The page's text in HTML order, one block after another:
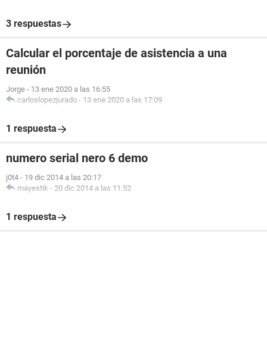
3 respuestas
Calcular el porcentaje de asistencia a una
reunión
Jorge - 13 ene 2020 a las 16:55
carloslopezjurado - 13 ene 2020 a las 17:09
1 respuesta
numero serial nero 6 demo
j0t4 - 19 dic 2014 a las 20:17
mayestik - 20 dic 2014 a las 11:52
1 respuesta